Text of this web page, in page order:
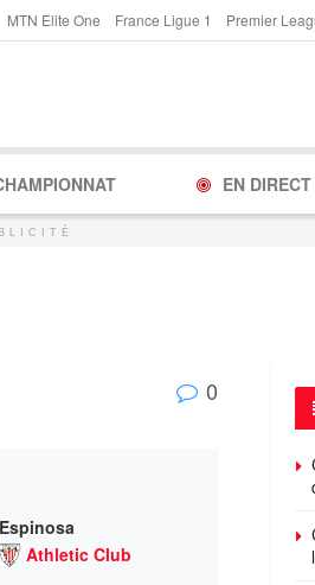
MTN Elite One France Ligue 1 Premier
EN DIRECT
0
Athletic Club